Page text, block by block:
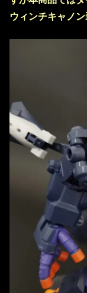
ウィンチキャノ